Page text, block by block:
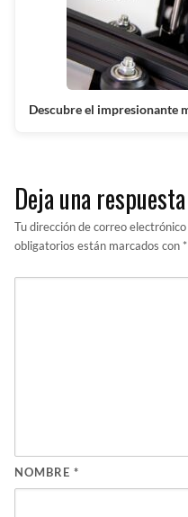
Descubre el impresionante
Deja una respuesta
Tu dirección de correo
obligatorios están marcados con *
NOMBRE *